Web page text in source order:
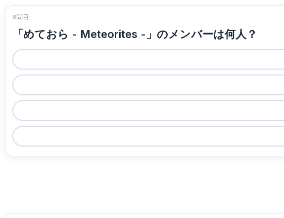
6問目:
「めておら - Meteorites -」のメンバーは何人？